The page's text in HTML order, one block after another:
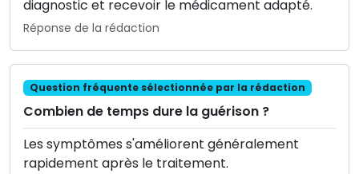
diagnostic et recevoir le médicament adapté.
Réponse de la rédaction
Question fréquente sélectionnée par la rédaction
Combien de temps dure la guérison ?
Les symptômes s'améliorent généralement
rapidement après le traitement.